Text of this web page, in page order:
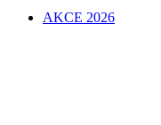
AKCE 2026